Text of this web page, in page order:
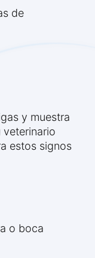
de
y muestra
estos signos
o boca